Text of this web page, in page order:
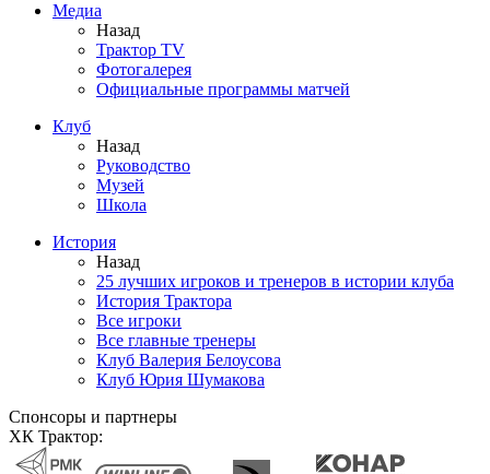
Медиа
Назад
Трактор TV
Фотогалерея
Официальные программы матчей
Клуб
Назад
Руководство
Музей
Школа
История
Назад
25 лучших игроков и тренеров в истории клуба
История Трактора
Все игроки
Все главные тренеры
Клуб Валерия Белоусова
Клуб Юрия Шумакова
Спонсоры и партнеры
ХК Трактор: